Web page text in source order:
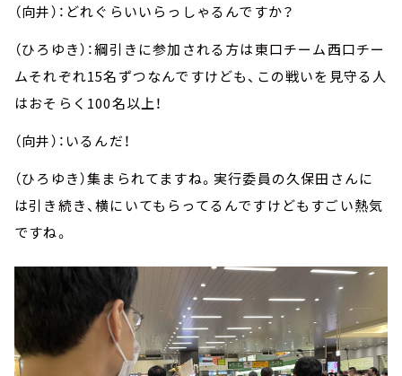
（向井）：どれぐらいいらっしゃるんですか？
（ひろゆき）：綱引きに参加される方は東口チーム西口チー
ムそれぞれ15名ずつなんですけども、この戦いを見守る人
はおそらく 100名以上！
（向井）：いるんだ！
（ひろゆき）集まられてますね。実行委員の久保田さんに
は引き続き、横にいてもらってるんですけどもすごい熱気
ですね。